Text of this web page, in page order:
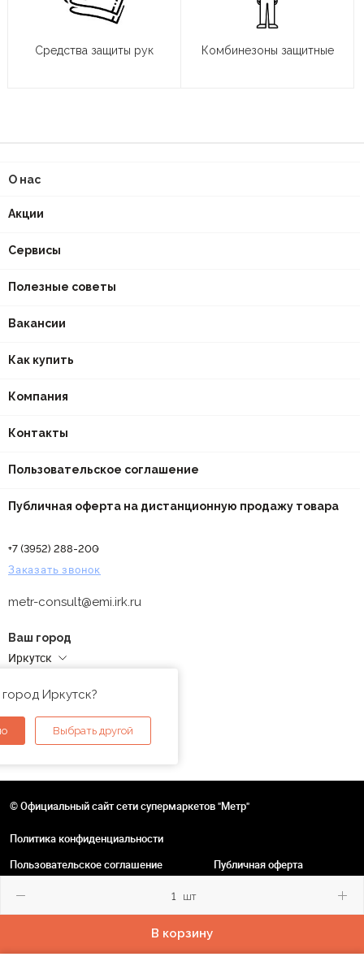
шт
В корзину
Средства защиты рук Комбинезоны защитные
О нас
Акции
Сервисы
Полезные советы
Вакансии
Как купить
Компания
Контакты
Пользовательское соглашение
Публичная оферта на дистанционную продажу товара
+7 (3952) 288-200
Заказать звонок
metr-consult@emi.irk.ru
Ваш город
Иркутск
Иркутск?
Выбрать другой
© Официальный сайт сети супермаркетов "Метр"
Политика конфиденциальности
Пользовательское соглашение
Публичная оферта